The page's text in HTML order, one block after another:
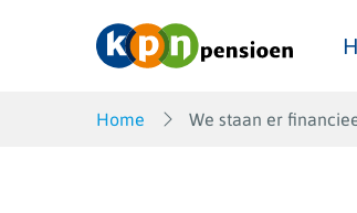
Home We staan er